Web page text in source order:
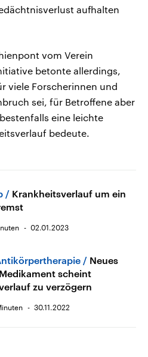
aufhalten
vom Verein
betonte allerdings,
viele Forscherinnen und
sei, für Betroffene aber
eine leichte
bedeute.
Krankheitsverlauf um ein
02.01.2023
Neues
scheint
zu verzögern
30.11.2022